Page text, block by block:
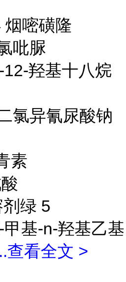
烟嘧磺隆
吡脲
羟基十八烷
氯异氰尿酸钠
素
绿 5
基-n-羟基乙基
查看全文 >